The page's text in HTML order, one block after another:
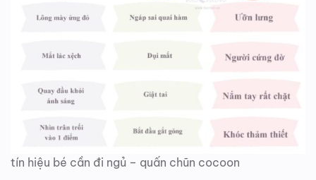
tín hiệu bé cần đi ngủ – quấn chũn cocoon